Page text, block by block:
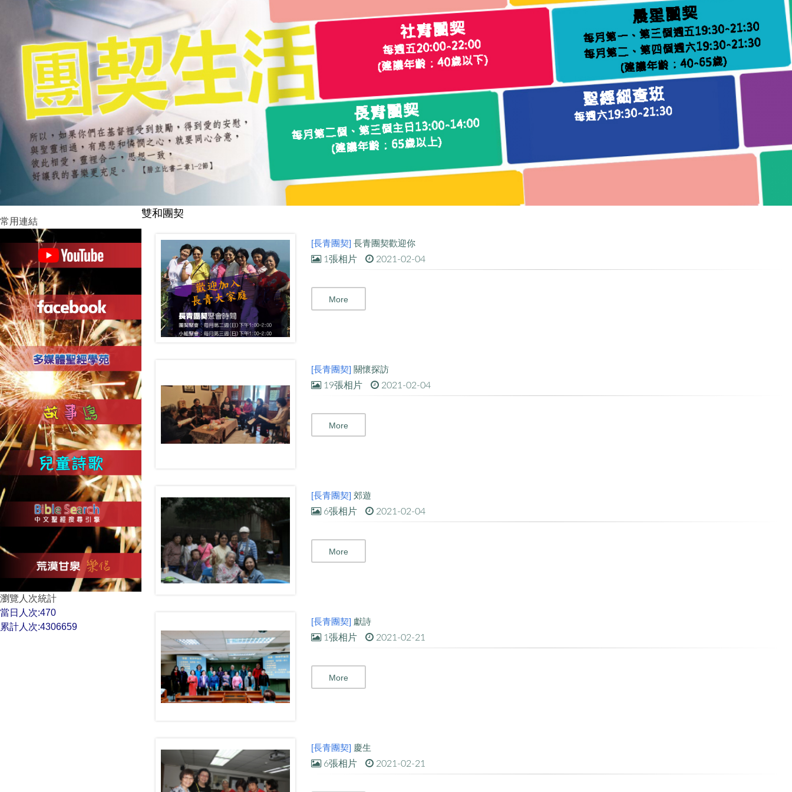
常用連結
瀏覽人次統計
當日人次:470
累計人次:4306659
雙和團契
[長青團契] 長青團契歡迎你
1張相片 2021-02-04
More
[長青團契] 關懷探訪
19張相片 2021-02-04
More
[長青團契] 郊遊
6張相片 2021-02-04
More
[長青團契] 獻詩
1張相片 2021-02-21
More
[長青團契] 慶生
6張相片 2021-02-21